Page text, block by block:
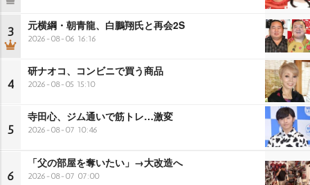
3 元横綱・朝青龍、白鵬翔氏と再会2S
2026-08-06 16:16
4
研ナオコ、コンビニで買う商品
2026-08-05 15:10
5
寺田心、ジム通いで筋トレ…激変
2026-08-07 10:46
6
「父の部屋を奪いたい」→大改造へ
2026-08-07 07:00